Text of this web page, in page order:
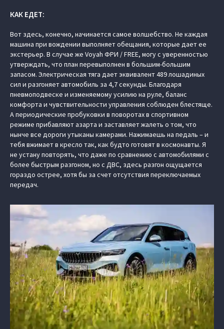
КАК ЕДЕТ:
Вот здесь, конечно, начинается самое волшебство. Не каждая
машина при вождении выполняет обещания, которые дает ее
экстерьер. В случае же Voyah ФРИ / FREE, могу с уверенностью
утверждать, что план перевыполнен в большим-большим
запасом. Электрическая тяга дает эквивалент 489 лошадиных
сил и разгоняет автомобиль за 4,7 секунды. Благодаря
пневмоподвеске и изменяемому усилию на руле, баланс
комфорта и чувствительности управления соблюден блестяще.
А периодические пробуковки в поворотах в спортивном
режиме прибавляют азарта и заставляет жалеть о том, что
нынче все дороги утыканы камерами. Нажимаешь на педаль – и
тебя вжимает в кресло так, как будто готовят в космонавты. Я
не устану повторять, что даже по сравнению с автомобилями с
более быстрым разгоном, но с ДВС, здесь разгон ощущается
гораздо острее, хотя бы за счет отсутствия переключаемых
передач.